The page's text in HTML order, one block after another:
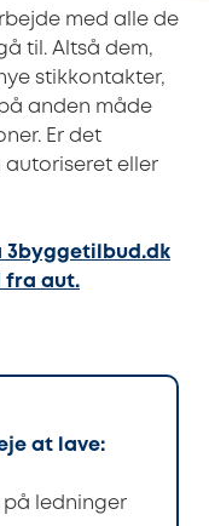
med alle de
til. Altså dem,
stikkontakter,
anden måde
Er det
autoriseret eller
3byggetilbud.dk
fra aut.
at lave:
på ledninger